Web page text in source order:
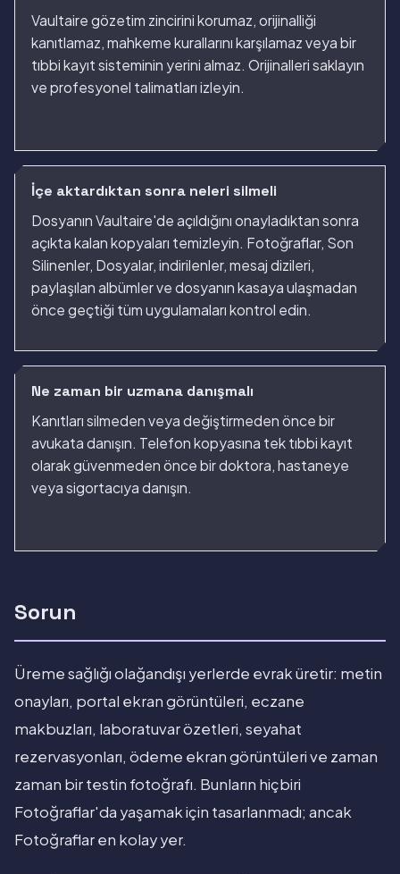
Vaultaire gözetim zincirini korumaz, orijinalliği
kanıtlamaz, mahkeme kurallarını karşılamaz veya bir
tıbbi kayıt sisteminin yerini almaz. Orijinalleri saklayın
ve profesyonel talimatları izleyin.
İçe aktardıktan sonra neleri silmeli
Dosyanın Vaultaire'de açıldığını onayladıktan sonra
açıkta kalan kopyaları temizleyin. Fotoğraflar, Son
Silinenler, Dosyalar, indirilenler, mesaj dizileri,
paylaşılan albümler ve dosyanın kasaya ulaşmadan
önce geçtiği tüm uygulamaları kontrol edin.
Ne zaman bir uzmana danışmalı
Kanıtları silmeden veya değiştirmeden önce bir
avukata danışın. Telefon kopyasına tek tıbbi kayıt
olarak güvenmeden önce bir doktora, hastaneye
veya sigortacıya danışın.
Sorun
Üreme sağlığı olağandışı yerlerde evrak üretir: metin
onayları, portal ekran görüntüleri, eczane
makbuzları, laboratuvar özetleri, seyahat
rezervasyonları, ödeme ekran görüntüleri ve zaman
zaman bir testin fotoğrafı. Bunların hiçbiri
Fotoğraflar'da yaşamak için tasarlanmadı; ancak
Fotoğraflar en kolay yer.